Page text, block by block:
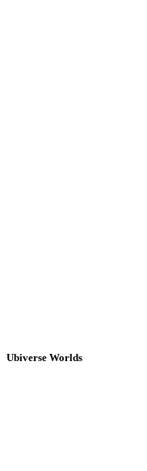
Ubiverse Worlds